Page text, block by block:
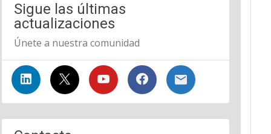
Sigue las últimas
actualizaciones
Únete a nuestra comunidad